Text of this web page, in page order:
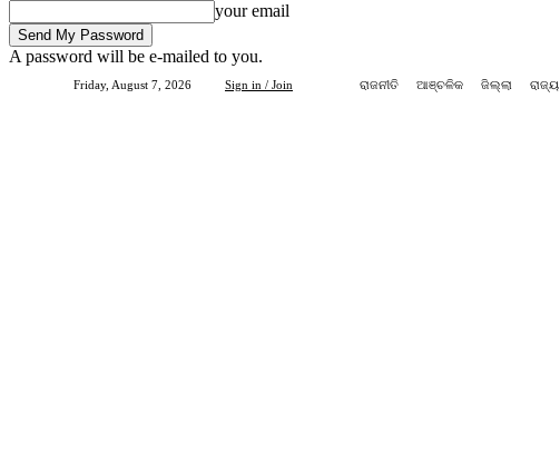
your email
A password will be e-mailed to you.
Friday, August 7, 2026 Sign in / Join ରାଜନୀତି ଆଞ୍ଚଳିକ ଜିଲ୍ଲା ରାଜ୍ୟ